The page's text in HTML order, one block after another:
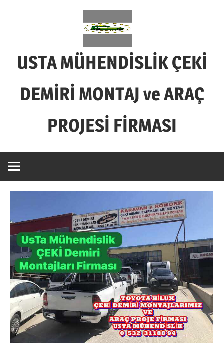
USTA MÜHENDİSLİK ÇEKİ
DEMİRİ MONTAJ ve ARAÇ
PROJESİ FİRMASI
İŞİMİZ
ÇEKİ
MONTAJ
VE
ARAÇ
PROJE
FİRMASI
ANKARA
OSTİMDE